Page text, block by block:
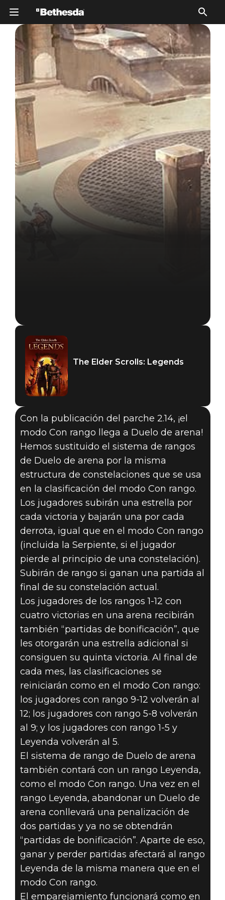
The Elder Scrolls: Legends
06 de octubre de 2019
¡PREPARAOS
PARA
ASCENDER DE
RANGO EN
DUELO DE
ARENA!
The Elder Scrolls: Legends
Con la publicación del parche 2.14, ¡el
modo Con rango llega a Duelo de arena!
Hemos sustituido el sistema de rangos
de Duelo de arena por la misma
estructura de constelaciones que se usa
en la clasificación del modo Con rango.
Los jugadores subirán una estrella por
cada victoria y bajarán una por cada
derrota, igual que en el modo Con rango
(incluida la Serpiente, si el jugador
pierde al principio de una constelación).
Subirán de rango si ganan una partida al
final de su constelación actual.
Los jugadores de los rangos 1-12 con
cuatro victorias en una arena recibirán
también “partidas de bonificación”, que
les otorgarán una estrella adicional si
consiguen su quinta victoria. Al final de
cada mes, las clasificaciones se
reiniciarán como en el modo Con rango:
los jugadores con rango 9-12 volverán al
12; los jugadores con rango 5-8 volverán
al 9; y los jugadores con rango 1-5 y
Leyenda volverán al 5.
El sistema de rango de Duelo de arena
también contará con un rango Leyenda,
como el modo Con rango. Una vez en el
rango Leyenda, abandonar un Duelo de
arena conllevará una penalización de
dos partidas y ya no se obtendrán
“partidas de bonificación”. Aparte de eso,
ganar y perder partidas afectará al rango
Leyenda de la misma manera que en el
modo Con rango.
El emparejamiento funcionará como en